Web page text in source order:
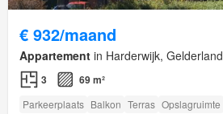
€ 932/maand
Appartement in Harderwijk, Gelderland
3 69 m²
Parkeerplaats Balkon Terras Opslagruimte